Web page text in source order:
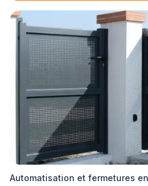
Automatisation et fermetures